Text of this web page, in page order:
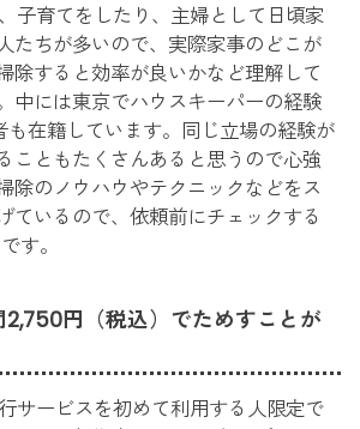
子育てをしたり、主婦として日頃家
たちが多いので、実際家事のどこが
除すると効率が良いかなど理解して
中には東京でハウスキーパーの経験
在籍しています。同じ立場の経験が
こともたくさんあると思うので心強
除のノウハウやテクニックなどをス
ているので、依頼前にチェックする
す。
円（税込）でためすことが
サービスを初めて利用する人限定で